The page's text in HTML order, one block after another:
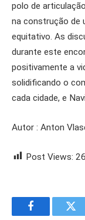
polo de
na construção de
equitativo. As
durante este
positivamente a
solidificando o
cada cidade, e
Autor : Anton
Post Views:
Facebook